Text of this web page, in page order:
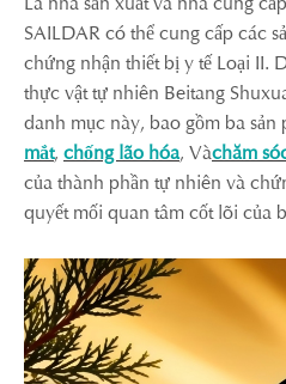
SAILDAR có thể cung cấp các
chứng nhận thiết bị y tế Loại II.
thực vật tự nhiên Beitang
danh mục này, bao gồm ba sản
mắt, chống lão hóa, Vàchăm
của thành phần tự nhiên và
quyết mối quan tâm cốt lõi của